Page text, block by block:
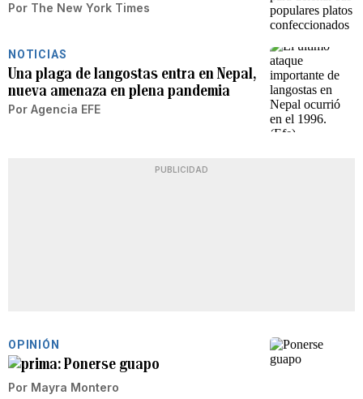
Por The New York Times
NOTICIAS
Una plaga de langostas entra en Nepal,
nueva amenaza en plena pandemia
Por Agencia EFE
PUBLICIDAD
OPINIÓN
Ponerse guapo
Por Mayra Montero